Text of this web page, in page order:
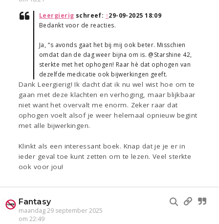
Leergierig schreef: ↑29-09-2025 18:09
Bedankt voor de reacties.
Ja, ‘‘s avonds gaat het bij mij ook beter. Misschien
omdat dan de dag weer bijna om is. @Starshine 42,
sterkte met het ophogen! Raar hè dat ophogen van
dezelfde medicatie ook bijwerkingen geeft.
Dank Leergierig! Ik dacht dat ik nu wel wist hoe om te
gaan met deze klachten en verhoging, maar blijkbaar
niet want het overvalt me enorm. Zeker raar dat
ophogen voelt alsof je weer helemaal opnieuw begint
met alle bijwerkingen.
Klinkt als een interessant boek. Knap dat je je er in
ieder geval toe kunt zetten om te lezen. Veel sterkte
ook voor jou!
Fantasy
maandag 29 september 2025
om 22:49